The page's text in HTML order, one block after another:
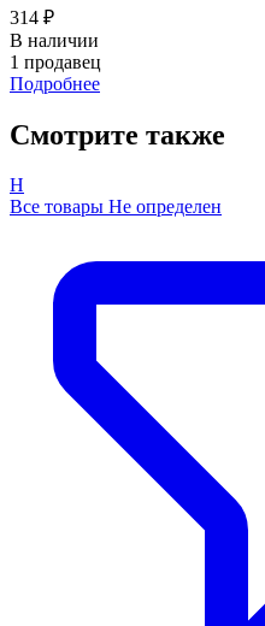
314 ₽
В наличии
1 продавец
Подробнее
Смотрите также
Н
Все товары Не определен